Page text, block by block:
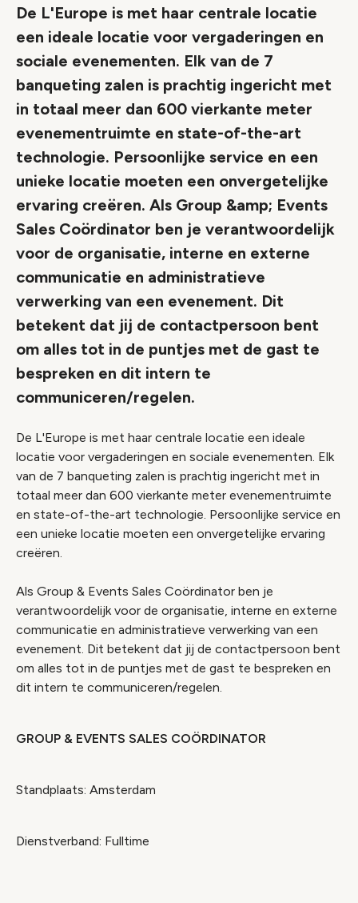
De L'Europe is met haar centrale locatie
een ideale locatie voor vergaderingen en
sociale evenementen. Elk van de 7
banqueting zalen is prachtig ingericht met
in totaal meer dan 600 vierkante meter
evenementruimte en state-of-the-art
technologie. Persoonlijke service en een
unieke locatie moeten een onvergetelijke
ervaring creëren. Als Group &amp; Events
Sales Coördinator ben je verantwoordelijk
voor de organisatie, interne en externe
communicatie en administratieve
verwerking van een evenement. Dit
betekent dat jij de contactpersoon bent
om alles tot in de puntjes met de gast te
bespreken en dit intern te
communiceren/regelen.
De L'Europe is met haar centrale locatie een ideale
locatie voor vergaderingen en sociale evenementen. Elk
van de 7 banqueting zalen is prachtig ingericht met in
totaal meer dan 600 vierkante meter evenementruimte
en state-of-the-art technologie. Persoonlijke service en
een unieke locatie moeten een onvergetelijke ervaring
creëren.
Als Group & Events Sales Coördinator ben je
verantwoordelijk voor de organisatie, interne en externe
communicatie en administratieve verwerking van een
evenement. Dit betekent dat jij de contactpersoon bent
om alles tot in de puntjes met de gast te bespreken en
dit intern te communiceren/regelen.
GROUP & EVENTS SALES COÖRDINATOR
Standplaats: Amsterdam
Dienstverband: Fulltime